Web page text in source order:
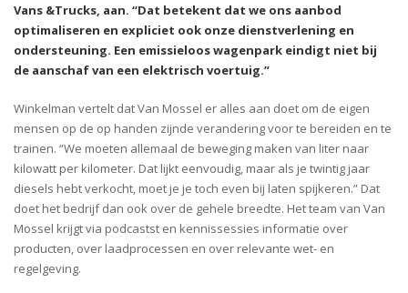
Vans &Trucks, aan. “Dat betekent dat we ons aanbod
optimaliseren en expliciet ook onze dienstverlening en
ondersteuning. Een emissieloos wagenpark eindigt niet bij
de aanschaf van een elektrisch voertuig.”
Winkelman vertelt dat Van Mossel er alles aan doet om de eigen
mensen op de op handen zijnde verandering voor te bereiden en te
trainen. “We moeten allemaal de beweging maken van liter naar
kilowatt per kilometer. Dat lijkt eenvoudig, maar als je twintig jaar
diesels hebt verkocht, moet je je toch even bij laten spijkeren.” Dat
doet het bedrijf dan ook over de gehele breedte. Het team van Van
Mossel krijgt via podcastst en kennissessies informatie over
producten, over laadprocessen en over relevante wet- en
regelgeving.